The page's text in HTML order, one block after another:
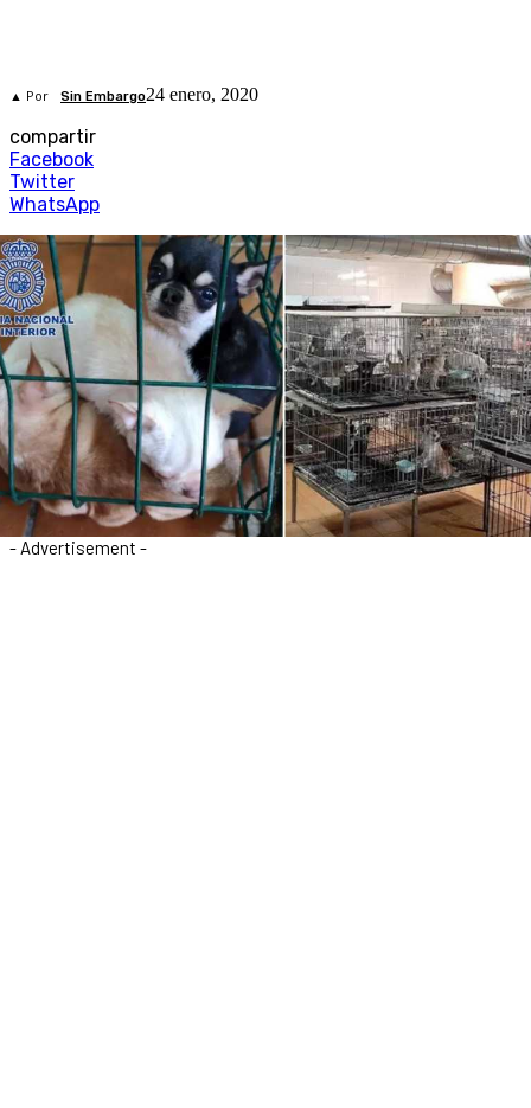
▲ Por Sin Embargo24 enero, 2020
compartir
Facebook
Twitter
WhatsApp
- Advertisement -